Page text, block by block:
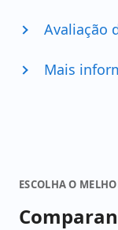
Avaliação
Mais
ESCOLHA O